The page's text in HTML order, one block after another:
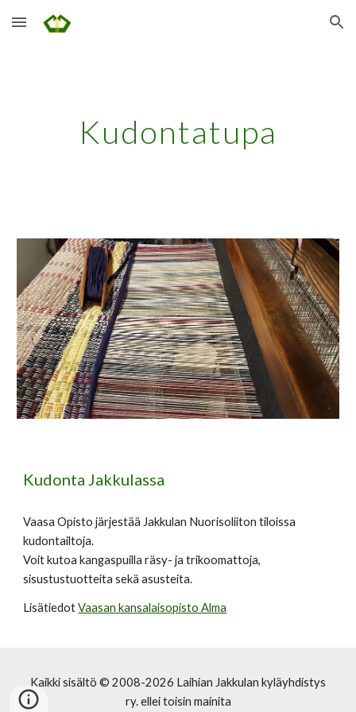
Skip to main content Skip to navigation
Kudontatupa
Kudonta Jakkulassa
Vaasa Opisto järjestää Jakkulan Nuorisoliiton tiloissa
kudontailtoja.
Voit kutoa kangaspuilla räsy- ja trikoomattoja,
sisustustuotteita sekä asusteita.
Lisätiedot Vaasan kansalaisopisto Alma
Kaikki sisältö © 2008-2026 Laihian Jakkulan kyläyhdistys
ry. ellei toisin mainita